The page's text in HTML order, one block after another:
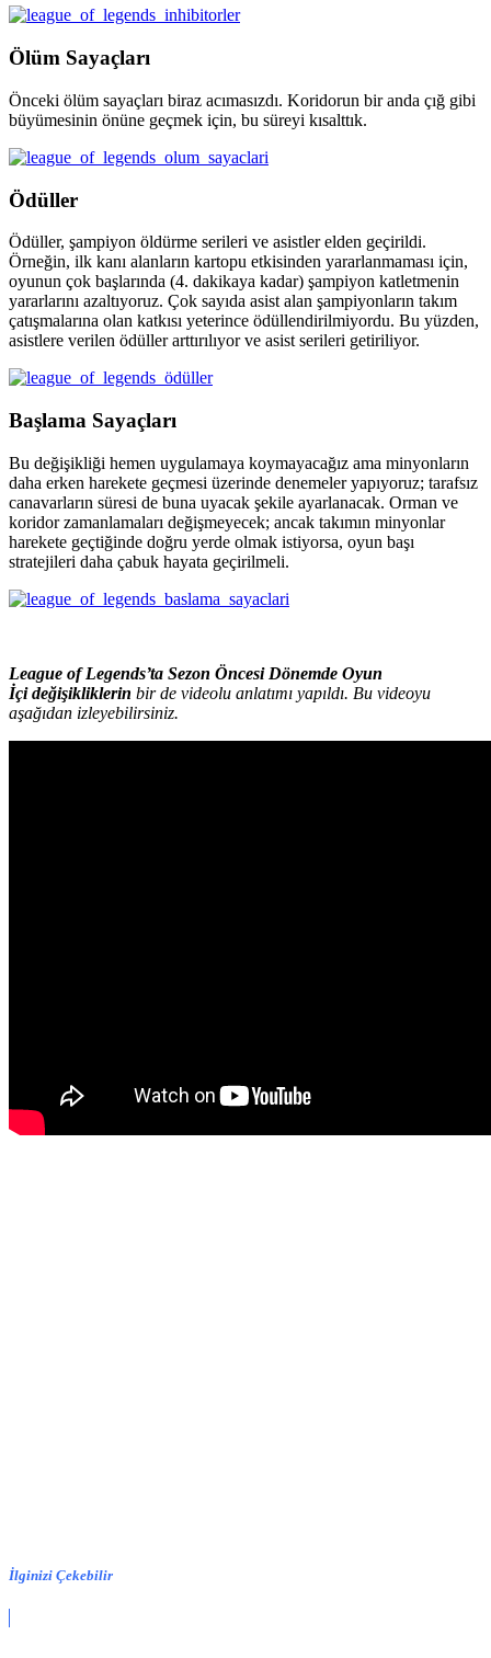
Ölüm Sayaçları
Önceki ölüm sayaçları biraz acımasızdı. Koridorun bir anda çığ gibi
büyümesinin önüne geçmek için, bu süreyi kısalttık.
Ödüller
Ödüller, şampiyon öldürme serileri ve asistler elden geçirildi.
Örneğin, ilk kanı alanların kartopu etkisinden yararlanmaması için,
oyunun çok başlarında (4. dakikaya kadar) şampiyon katletmenin
yararlarını azaltıyoruz. Çok sayıda asist alan şampiyonların takım
çatışmalarına olan katkısı yeterince ödüllendirilmiyordu. Bu yüzden,
asistlere verilen ödüller arttırılıyor ve asist serileri getiriliyor.
Başlama Sayaçları
Bu değişikliği hemen uygulamaya koymayacağız ama minyonların
daha erken harekete geçmesi üzerinde denemeler yapıyoruz; tarafsız
canavarların süresi de buna uyacak şekile ayarlanacak. Orman ve
koridor zamanlamaları değişmeyecek; ancak takımın minyonlar
harekete geçtiğinde doğru yerde olmak istiyorsa, oyun başı
stratejileri daha çabuk hayata geçirilmeli.
League of Legends’ta Sezon Öncesi Dönemde Oyun
İçi değişikliklerin bir de videolu anlatımı yapıldı. Bu videoyu
aşağıdan izleyebilirsiniz.
İlginizi Çekebilir